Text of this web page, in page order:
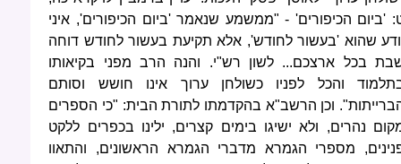
'ביום הכיפורים' - "ממשמע שנאמר 'ביום הכיפורים', איני
שהוא 'בעשור לחודש', אלא תקיעת בעשור לחודש דוחה
בכל ארצכם... לשון רש"י. והנה הרב מפני בקיאותו
והכל לפניו כשולחן ערוך אינו חושש וסותם
וכן הרשב"א בהקדמתו לתורת הבית: "כי הספרים
נהרים, ולא ישיגו בימים קצרים, ילינו בכפרים ללקט
מספרי הגמרא מדברי הגמרא הראשונים, והתאוו